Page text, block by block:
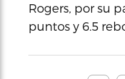
Rogers, por su
puntos y 6.5